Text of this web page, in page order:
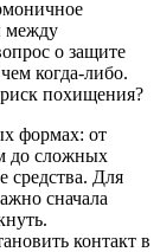
между
о защите
когда-либо.
похищения?
формах: от
до сложных
средства. Для
сначала
контакт в